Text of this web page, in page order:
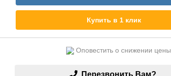
Купить в 1 клик
Оповестить о снижении цены
Перезвонить Вам?